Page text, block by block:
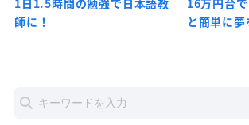
師に！
と簡単に